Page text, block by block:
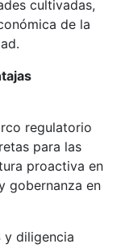
cultivadas,
de la
regulatorio
para las
proactiva en
gobernanza en
y diligencia